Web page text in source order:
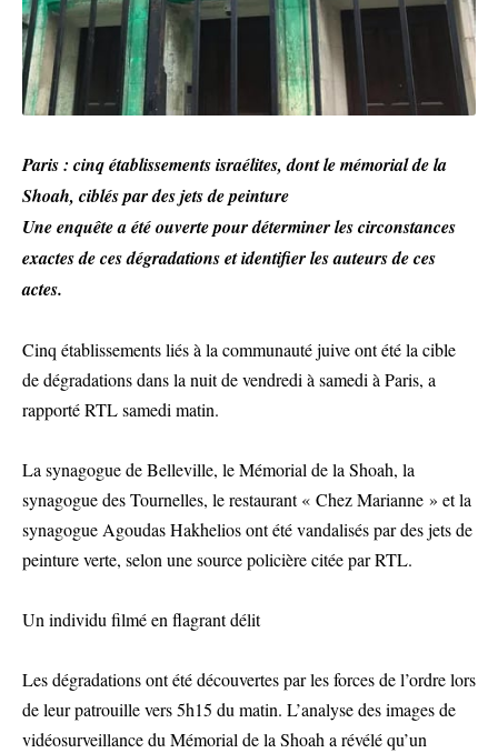
Paris : cinq établissements israélites, dont le mémorial de la
Shoah, ciblés par des jets de peinture
Une enquête a été ouverte pour déterminer les circonstances
exactes de ces dégradations et identifier les auteurs de ces
actes.
Cinq établissements liés à la communauté juive ont été la cible
de dégradations dans la nuit de vendredi à samedi à Paris, a
rapporté RTL samedi matin.
La synagogue de Belleville, le Mémorial de la Shoah, la
synagogue des Tournelles, le restaurant « Chez Marianne » et la
synagogue Agoudas Hakhelios ont été vandalisés par des jets de
peinture verte, selon une source policière citée par RTL.
Un individu filmé en flagrant délit
Les dégradations ont été découvertes par les forces de l’ordre lors
de leur patrouille vers 5h15 du matin. L’analyse des images de
vidéosurveillance du Mémorial de la Shoah a révélé qu’un